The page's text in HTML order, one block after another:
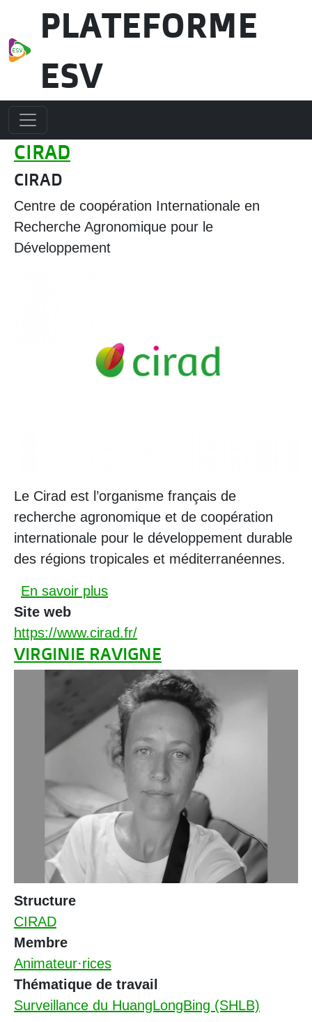
Aller au contenu principal
PLATEFORME
ESV
CIRAD
CIRAD
Centre de coopération Internationale en
Recherche Agronomique pour le
Développement
Le Cirad est l’organisme français de
recherche agronomique et de coopération
internationale pour le développement durable
des régions tropicales et méditerranéennes.
En savoir plussur Cirad
Site web
https://www.cirad.fr/
VIRGINIE RAVIGNE
Structure
CIRAD
Membre
Animateur·rices
Thématique de travail
Surveillance du HuangLongBing (SHLB)